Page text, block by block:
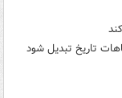
تاریخ تبدیل شود